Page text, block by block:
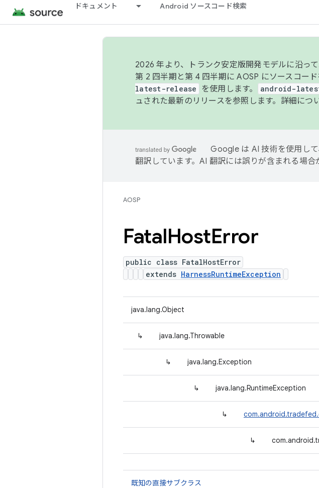
ドキュメント Android ソースコード検索
2026 年より、トランク安定版開発モデルに沿っ
第 2 四半期と第 4 四半期に AOSP にソースコー
latest-release
を使用します。 android-
ュされた最新のリリースを参照します。詳細につ
Google は AI 技術を使用し
翻訳しています。AI 翻訳には誤りが含まれる場合
AOSP
FatalHostError
public class FatalHostError
extends HarnessRuntimeException
java.lang.Object
↳ java.lang.Throwable
↳ java.lang.Exception
↳ java.lang.RuntimeException
↳
↳
既知の直接サブクラス